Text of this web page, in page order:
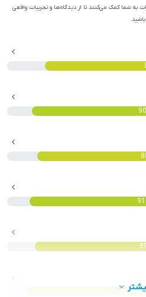
به شما کمک می‌کنند تا از دیدگاه‌ها و تجربیات واقعی